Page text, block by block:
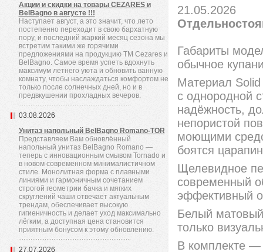
Акции и скидки на товары CEZARES и
BelBagno в августе !!!
Наступает август, а это значит, что лето
постепенно переходит в свою бархатную
пору, и последний жаркий месяц сезона мы
встретим такими же горячими
предложениями на продукцию TM Cezares и
BelBagno. Самое время успеть вдохнуть
максимум летнего уюта и обновить ванную
комнату, чтобы наслаждаться комфортом не
только после солнечных дней, но и в
предвкушении прохладных вечеров.
03.08.2026
Унитаз напольный BelBagno Romano-TOR
Представляем Вам обновлённый
напольный унитаз BelBagno Romano —
теперь с инновационным смывом Tornado и
в новом современном минималистичном
стиле. Монолитная форма с плавными
линиями и гармоничным сочетанием
строгой геометрии бачка и мягких
скруглений чаши отвечает актуальным
трендам, обеспечивает высокую
гигиеничность и делает уход максимально
лёгким, а доступная цена становится
приятным бонусом к этому обновлению.
27.07.2026
21.05.2026
Габариты
обычное
Материал
с однородной
надёжность,
непористой
моющими
боятся
Щелевидное
современный
эффективный
Белый матовый
только
В комплекте —